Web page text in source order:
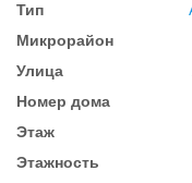
Тип
Микрорайон
Улица
Номер дома
Этаж
Этажность